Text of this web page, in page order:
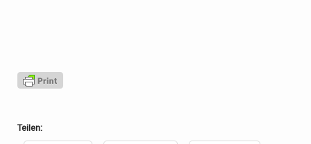
Teilen: